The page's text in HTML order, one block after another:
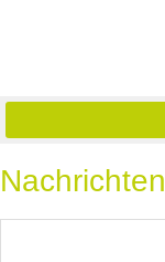
Nachrichten